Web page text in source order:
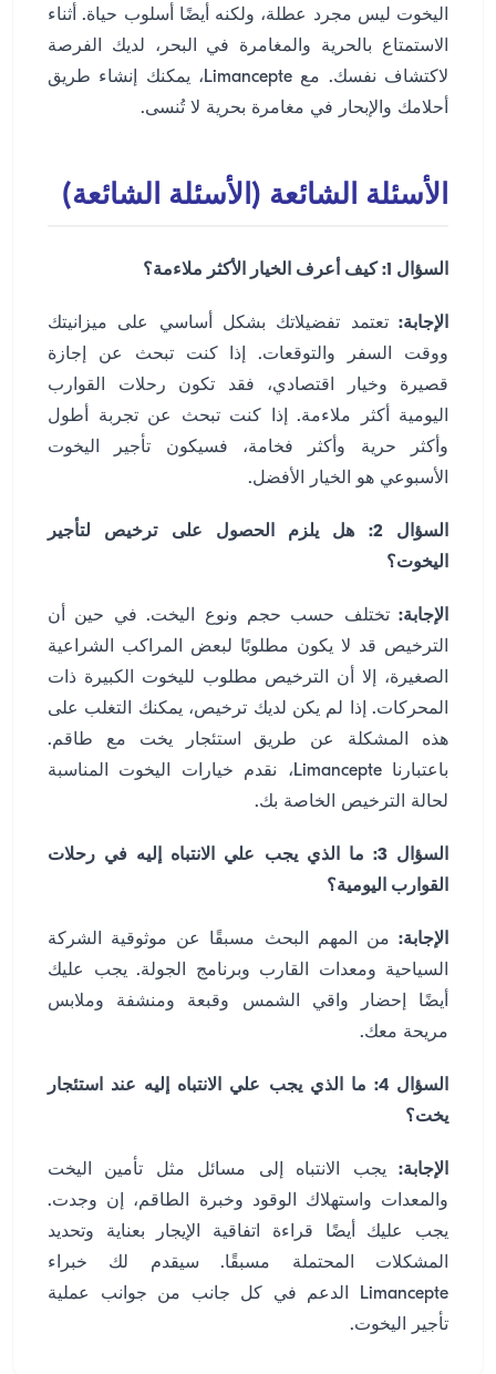
اليخوت ليس مجرد عطلة، ولكنه أيضًا أسلوب حياة. أثناء
الاستمتاع بالحرية والمغامرة في البحر، لديك الفرصة
لاكتشاف نفسك. مع Limancepte، يمكنك إنشاء طريق
أحلامك والإبحار في مغامرة بحرية لا تُنسى.
الأسئلة الشائعة (الأسئلة الشائعة)
السؤال 1: كيف أعرف الخيار الأكثر ملاءمة؟
الإجابة: تعتمد تفضيلاتك بشكل أساسي على ميزانيتك
ووقت السفر والتوقعات. إذا كنت تبحث عن إجازة
قصيرة وخيار اقتصادي، فقد تكون رحلات القوارب
اليومية أكثر ملاءمة. إذا كنت تبحث عن تجربة أطول
وأكثر حرية وأكثر فخامة، فسيكون تأجير اليخوت
الأسبوعي هو الخيار الأفضل.
السؤال 2: هل يلزم الحصول على ترخيص لتأجير
اليخوت؟
الإجابة: تختلف حسب حجم ونوع اليخت. في حين أن
الترخيص قد لا يكون مطلوبًا لبعض المراكب الشراعية
الصغيرة، إلا أن الترخيص مطلوب لليخوت الكبيرة ذات
المحركات. إذا لم يكن لديك ترخيص، يمكنك التغلب على
هذه المشكلة عن طريق استئجار يخت مع طاقم.
باعتبارنا Limancepte، نقدم خيارات اليخوت المناسبة
لحالة الترخيص الخاصة بك.
السؤال 3: ما الذي يجب علي الانتباه إليه في رحلات
القوارب اليومية؟
الإجابة: من المهم البحث مسبقًا عن موثوقية الشركة
السياحية ومعدات القارب وبرنامج الجولة. يجب عليك
أيضًا إحضار واقي الشمس وقبعة ومنشفة وملابس
مريحة معك.
السؤال 4: ما الذي يجب علي الانتباه إليه عند استئجار
يخت؟
الإجابة: يجب الانتباه إلى مسائل مثل تأمين اليخت
والمعدات واستهلاك الوقود وخبرة الطاقم، إن وجدت.
يجب عليك أيضًا قراءة اتفاقية الإيجار بعناية وتحديد
المشكلات المحتملة مسبقًا. سيقدم لك خبراء
Limancepte الدعم في كل جانب من جوانب عملية
تأجير اليخوت.